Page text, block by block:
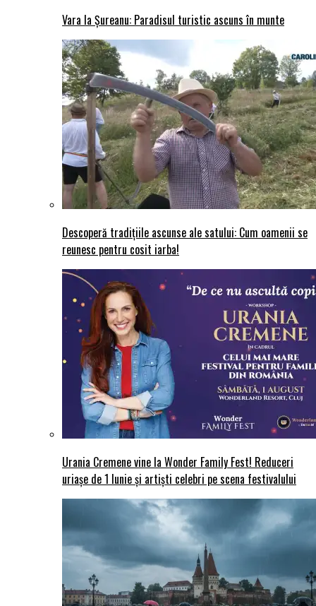
Vara la Șureanu: Paradisul turistic ascuns în munte
Descoperă tradițiile ascunse ale satului: Cum oamenii se
reunesc pentru cosit iarba!
Urania Cremene vine la Wonder Family Fest! Reduceri
uriașe de 1 Iunie și artiști celebri pe scena festivalului